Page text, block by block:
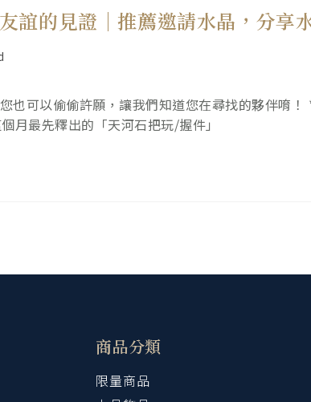
誼的見證｜推薦邀請水晶，分享
您也可以偷偷許願，讓我們知道您在尋找的夥伴唷
最先釋出的「天河石把玩/握件」
商品分類
限量商品